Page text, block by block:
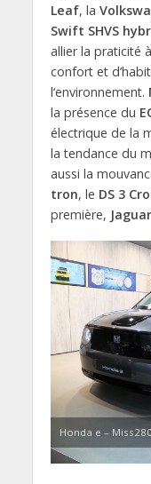
Leaf, la
Swift SHVS
allier la praticité
confort et
l‘environnement.
la présence du
électrique de la
la tendance du
aussi la
tron, le DS 3
première,
Honda e –